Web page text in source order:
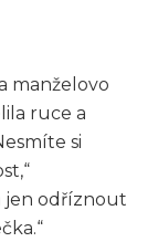
manželovo
ruce a
si
jen odříznout